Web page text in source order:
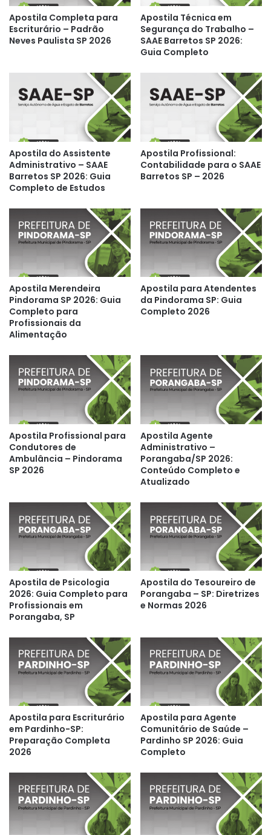
Apostila Completa para
Escriturário – Padrão
Neves Paulista SP 2026
Apostila Técnica em
Segurança do Trabalho –
SAAE Barretos SP 2026:
Guia Completo
Apostila do Assistente
Administrativo – SAAE
Barretos SP 2026: Guia
Completo de Estudos
Apostila Profissional:
Contabilidade para o SAAE
Barretos SP – 2026
Apostila Merendeira
Pindorama SP 2026: Guia
Completo para
Profissionais da
Alimentação
Apostila para Atendentes
da Pindorama SP: Guia
Completo 2026
Apostila Profissional para
Condutores de
Ambulância – Pindorama
SP 2026
Apostila Agente
Administrativo –
Porangaba/SP 2026:
Conteúdo Completo e
Atualizado
Apostila de Psicologia
2026: Guia Completo para
Profissionais em
Porangaba, SP
Apostila do Tesoureiro de
Porangaba – SP: Diretrizes
e Normas 2026
Apostila para Escriturário
em Pardinho-SP:
Preparação Completa
2026
Apostila para Agente
Comunitário de Saúde –
Pardinho SP 2026: Guia
Completo